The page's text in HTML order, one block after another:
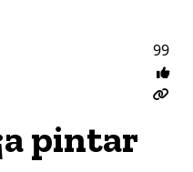
pintar
99